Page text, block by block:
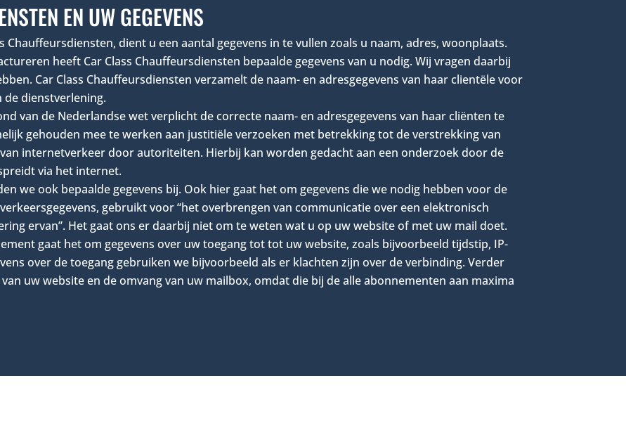
EN UW GEGEVENS
Chauffeursdiensten, dient u een aantal gegevens in te vullen zoals u naam, adres, woonplaats.
heeft Car Class Chauffeursdiensten bepaalde gegevens van u nodig. Wij vragen daarbij
Car Class Chauffeursdiensten verzamelt de naam- en adresgegevens van haar clientële voor
dienstverlening.
van de Nederlandse wet verplicht de correcte naam- en adresgegevens van haar cliënten te
gehouden mee te werken aan justitiële verzoeken met betrekking tot de verstrekking van
internetverkeer door autoriteiten. Hierbij kan worden gedacht aan een onderzoek door de
via het internet.
we ook bepaalde gegevens bij. Ook hier gaat het om gegevens die we nodig hebben voor de
gebruikt voor “het overbrengen van communicatie over een elektronisch
ervan”. Het gaat ons er daarbij niet om te weten wat u op uw website of met uw mail doet.
gaat het om gegevens over uw toegang tot tot uw website, zoals bijvoorbeeld tijdstip, IP-
over de toegang gebruiken we bijvoorbeeld als er klachten zijn over de verbinding. Verder
uw website en de omvang van uw mailbox, omdat die bij de alle abonnementen aan maxima